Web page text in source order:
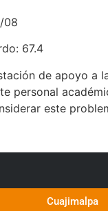
08
67.4
de apoyo a
personal
este
Cuajimalpa